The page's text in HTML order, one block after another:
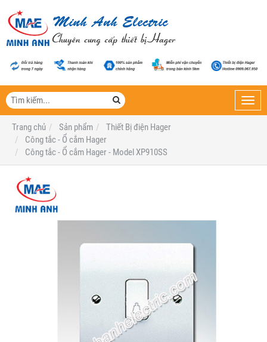
Trang chủ
Sản phẩm
Thiết Bị điện Hager
Công tắc - Ổ cắm Hager
Công tắc - Ổ cắm Hager - Model XP910SS